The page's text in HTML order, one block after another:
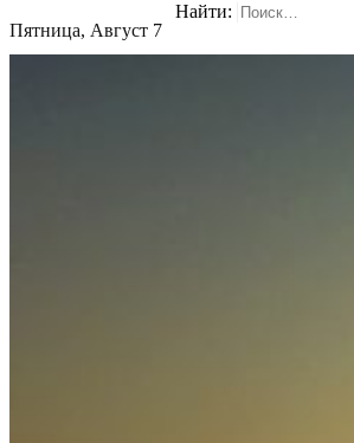
Пятница, Август 7
Найти: